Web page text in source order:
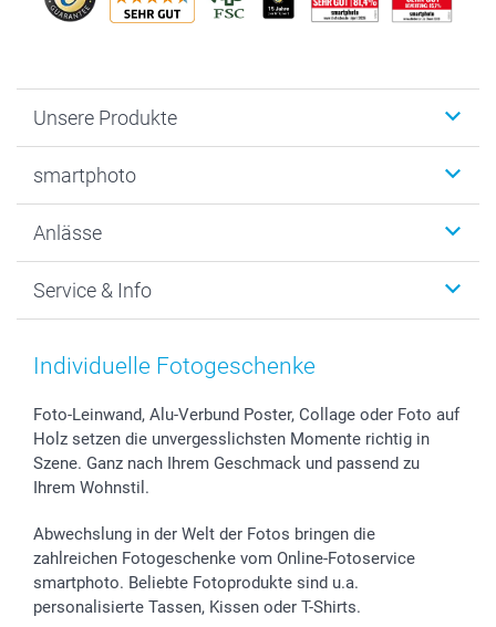
Unsere Produkte
Fotogeschenke
MyNameBook
Fotoabzüge, Fotos als Buch & Poster
Zubehör & Material
Sticker & Etiketten
Geschenk-Gutscheine (PDF)
smartphoto
Warum smartphoto
Datenschutz
AGB
Presse
Partnerprogramme
Investor Relations
Widerrufsrecht
Anlässe
Neujahr
Muttertag
Kommunion & Konfirmation
Hochzeit
Geburtstag
Zu allen Anlässen
Service & Info
Anmelden /Registrieren
Lieferfristen
72h Lieferung
Zahlungsmöglichkeiten
Status der Bestellung
smartfriends
smartgarantie
smartbonus
Individuelle Fotogeschenke
Foto-Leinwand, Alu-Verbund Poster, Collage oder Foto auf
Holz setzen die unvergesslichsten Momente richtig in
Szene. Ganz nach Ihrem Geschmack und passend zu
Ihrem Wohnstil.
Abwechslung in der Welt der Fotos bringen die
zahlreichen Fotogeschenke vom Online-Fotoservice
smartphoto. Beliebte Fotoprodukte sind u.a.
personalisierte Tassen, Kissen oder T-Shirts.